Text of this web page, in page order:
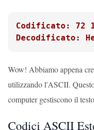
Codificato: 72
Decodificato:
Wow! Abbiamo appena
utilizzando l'ASCII.
computer gestiscono il
Codici ASCII